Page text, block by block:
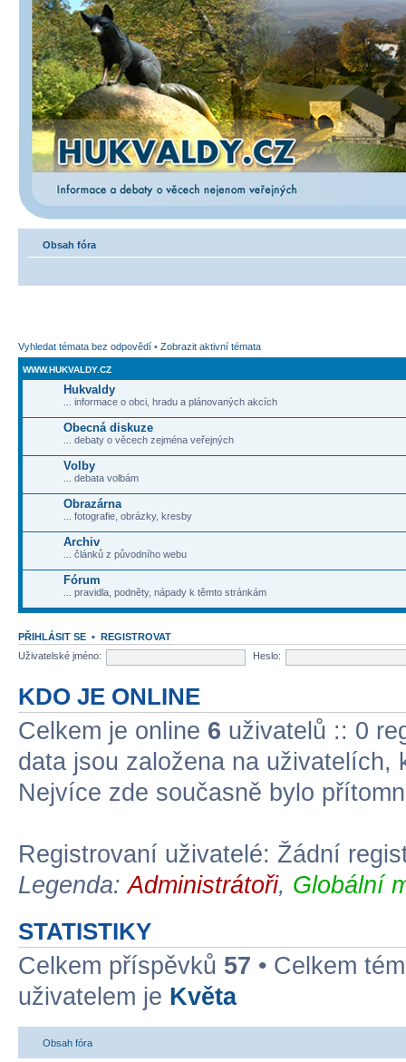
Obsah fóra
Vyhledat témata bez odpovědí • Zobrazit aktivní témata
WWW.HUKVALDY.CZ
Hukvaldy
... informace o obci, hradu a plánovaných akcích
Obecná diskuze
... debaty o věcech zejména veřejných
Volby
... debata volbám
Obrazárna
... fotografie, obrázky, kresby
Archiv
... článků z původního webu
Fórum
... pravidla, podněty, nápady k těmto stránkám
PŘIHLÁSIT SE • REGISTROVAT
Uživatelské jméno:
Heslo:
KDO JE ONLINE
Celkem je online 6 uživatelů :: 0
data jsou založena na
Nejvíce zde současně bylo
Registrovaní uživatelé: Žádní
Legenda:Administrátoři, Globální
STATISTIKY
Celkem příspěvků 57 • Celkem
uživatelem je Květa
Obsah fóra